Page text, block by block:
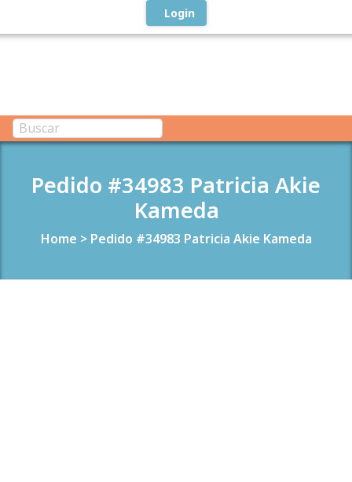
Login
Pedido #34983 Patricia Akie
Kameda
Home > Pedido #34983 Patricia Akie Kameda